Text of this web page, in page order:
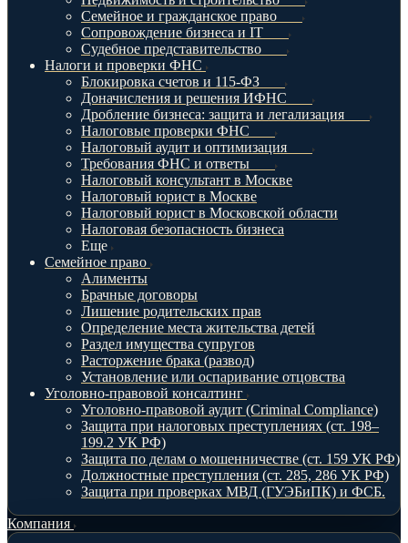
Семейное и гражданское право
Сопровождение бизнеса и IT
Судебное представительство
Налоги и проверки ФНС
Блокировка счетов и 115-ФЗ
Доначисления и решения ИФНС
Дробление бизнеса: защита и легализация
Налоговые проверки ФНС
Налоговый аудит и оптимизация
Требования ФНС и ответы
Налоговый консультант в Москве
Налоговый юрист в Москве
Налоговый юрист в Московской области
Налоговая безопасность бизнеса
Еще
Семейное право
Алименты
Брачные договоры
Лишение родительских прав
Определение места жительства детей
Раздел имущества супругов
Расторжение брака (развод)
Установление или оспаривание отцовства
Уголовно-правовой консалтинг
Уголовно-правовой аудит (Criminal Compliance)
Защита при налоговых преступлениях (ст. 198–
199.2 УК РФ)
Защита по делам о мошенничестве (ст. 159 УК РФ)
Должностные преступления (ст. 285, 286 УК РФ)
Защита при проверках МВД (ГУЭБиПК) и ФСБ.
Компания